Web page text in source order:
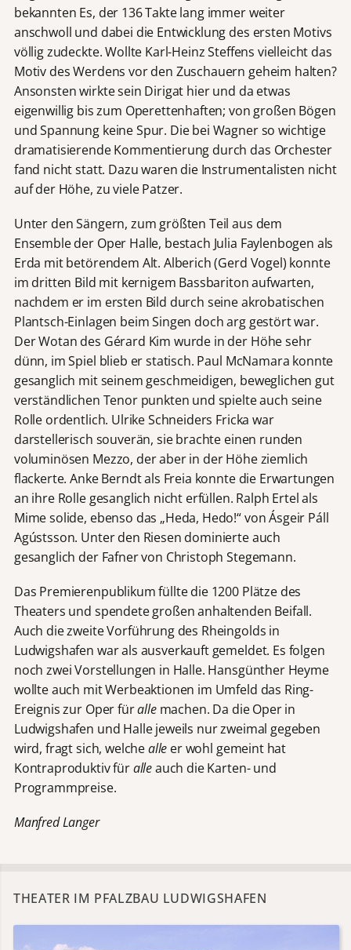
bekannten Es, der 136 Takte lang immer weiter
anschwoll und dabei die Entwicklung des ersten Motivs
völlig zudeckte. Wollte Karl-Heinz Steffens vielleicht das
Motiv des Werdens vor den Zuschauern geheim halten?
Ansonsten wirkte sein Dirigat hier und da etwas
eigenwillig bis zum Operettenhaften; von großen Bögen
und Spannung keine Spur. Die bei Wagner so wichtige
dramatisierende Kommentierung durch das Orchester
fand nicht statt. Dazu waren die Instrumentalisten nicht
auf der Höhe, zu viele Patzer.
Unter den Sängern, zum größten Teil aus dem
Ensemble der Oper Halle, bestach Julia Faylenbogen als
Erda mit betörendem Alt. Alberich (Gerd Vogel) konnte
im dritten Bild mit kernigem Bassbariton aufwarten,
nachdem er im ersten Bild durch seine akrobatischen
Plantsch-Einlagen beim Singen doch arg gestört war.
Der Wotan des Gérard Kim wurde in der Höhe sehr
dünn, im Spiel blieb er statisch. Paul McNamara konnte
gesanglich mit seinem geschmeidigen, beweglichen gut
verständlichen Tenor punkten und spielte auch seine
Rolle ordentlich. Ulrike Schneiders Fricka war
darstellerisch souverän, sie brachte einen runden
voluminösen Mezzo, der aber in der Höhe ziemlich
flackerte. Anke Berndt als Freia konnte die Erwartungen
an ihre Rolle gesanglich nicht erfüllen. Ralph Ertel als
Mime solide, ebenso das „Heda, Hedo!“ von Ásgeir Páll
Agústsson. Unter den Riesen dominierte auch
gesanglich der Fafner von Christoph Stegemann.
Das Premierenpublikum füllte die 1200 Plätze des
Theaters und spendete großen anhaltenden Beifall.
Auch die zweite Vorführung des Rheingolds in
Ludwigshafen war als ausverkauft gemeldet. Es folgen
noch zwei Vorstellungen in Halle. Hansgünther Heyme
wollte auch mit Werbeaktionen im Umfeld das Ring-
Ereignis zur Oper fürallemachen. Da die Oper in
Ludwigshafen und Halle jeweils nur zweimal gegeben
wird, fragt sich, welchealle er wohl gemeint hat
Kontraproduktiv füralleauch die Karten- und
Programmpreise.
Manfred Langer
THEATER IM PFALZBAU LUDWIGSHAFEN